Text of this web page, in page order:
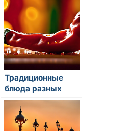
Традиционные
блюда разных
культур